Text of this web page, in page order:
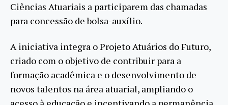
Ciências Atuariais a participarem das chamadas
para concessão de bolsa-auxílio.
A iniciativa integra o Projeto Atuários do Futuro,
criado com o objetivo de contribuir para a
formação acadêmica e o desenvolvimento de
novos talentos na área atuarial, ampliando o